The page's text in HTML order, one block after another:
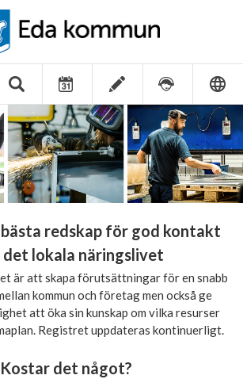
redskap för god kontakt
det lokala näringslivet
är att skapa förutsättningar för en snabb
kommun och företag men också ge
att öka sin kunskap om vilka resurser
Registret uppdateras kontinuerligt.
Kostar det något?